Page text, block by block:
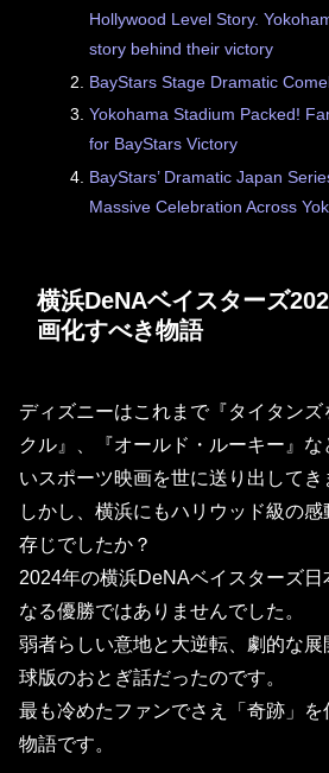
Hollywood Level Story.
story behind their victory
BayStars Stage Dramatic
Yokohama Stadium Packed!
for BayStars Victory
BayStars’ Dramatic Japan
Massive Celebration Across
横浜DeNAベイスターズ
画化すべき物語
ディズニーはこれまで『タイタン
クル』、『オールド・ルーキー』
いスポーツ映画を世に送り出してき
しかし、横浜にもハリウッド級の
存じでしたか？
2024年の横浜DeNAベイスターズ
なる優勝ではありませんでした。
弱者らしい意地と大逆転、劇的な
球版のおとぎ話だったのです。
最も冷めたファンでさえ「奇跡」
物語です。